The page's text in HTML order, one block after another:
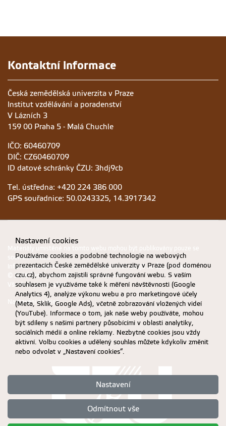
Kontaktní informace
Česká zemědělská univerzita v Praze
Institut vzdělávání a poradenství
V Lázních 3
159 00 Praha 5 - Malá Chuchle
IČO: 60460709
DIČ: CZ60460709
ID datové schránky ČZU: 3hdj9cb
Tel. ústředna: +420 224 386 000
GPS souřadnice: 50.0243325, 14.3917342
souhlasem ČZU.
Informace o zpracování a ochraně osobních údajů na ČZU v Praze.
© 2026 Česká zemědělská univerzita v Praze
Všechna práva vyhrazena
Nastavení cookies
Nastavení cookies
Používáme cookies a podobné technologie na webových
prezentacích České zemědělské univerzity v Praze (pod doménou
czu.cz), abychom zajistili správné fungování webu. S vaším
souhlasem je využíváme také k měření návštěvnosti (Google
Analytics 4), analýze výkonu webu a pro marketingové účely
(Meta, Sklik, Google Ads), včetně zobrazování vložených videí
(YouTube). Informace o tom, jak naše weby používáte, mohou
být sdíleny s našimi partnery působícími v oblasti analytiky,
sociálních médií a online reklamy. Nezbytné cookies jsou vždy
aktivní. Volbu cookies a udělený souhlas můžete kdykoliv změnit
nebo odvolat v „Nastavení cookies“.
Nastavení
Odmítnout vše